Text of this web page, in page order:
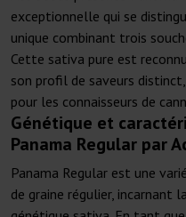
exceptionnelle qui se
unique combinant trois
Cette sativa pure est
son profil de saveurs
pour les connaisseurs de
Génétique et
Panama Regular par
Panama Regular est une
de graine régulier, incarnant